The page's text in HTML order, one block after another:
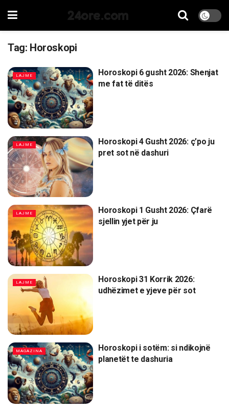
24ore.com
Tag: Horoskopi
LAJME
Horoskopi 6 gusht 2026: Shenjat
me fat të ditës
LAJME
Horoskopi 4 Gusht 2026: ç’po ju
pret sot në dashuri
LAJME
Horoskopi 1 Gusht 2026: Çfarë
sjellin yjet për ju
LAJME
Horoskopi 31 Korrik 2026:
udhëzimet e yjeve për sot
MAGAZINA
Horoskopi i sotëm: si ndikojnë
planetët te dashuria